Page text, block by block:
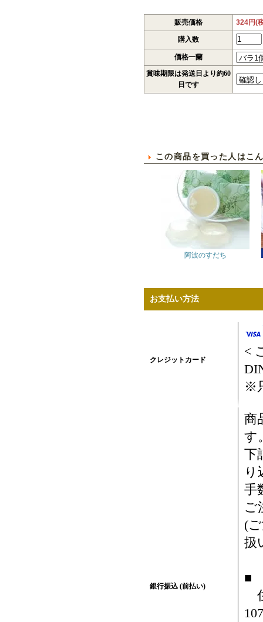
販売価格 324円(
購入数
価格一蘭
賞味期限は発送日より約60
日です
この商品を買った人はこ
阿波のすだち
お支払い方法
クレジットカード
<
※
銀行振込 (前払い)
商
す
下
り
手
ご
(
扱
■